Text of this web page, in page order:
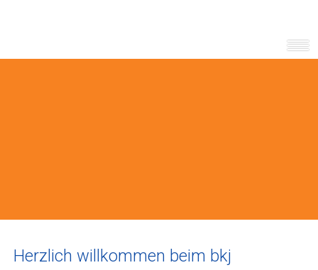
Herzlich willkommen beim bkj